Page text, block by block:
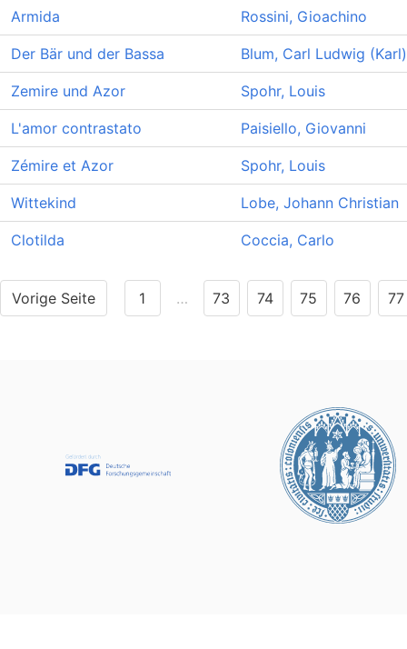
Armida Rossini, Gioachino
Der Bär und der Bassa Blum, Carl Ludwig (Karl)
Zemire und Azor Spohr, Louis
L'amor contrastato Paisiello, Giovanni
Zémire et Azor Spohr, Louis
Wittekind Lobe, Johann Christian
Clotilda Coccia, Carlo
Vorige Seite 1 … 73 74 75 76 77